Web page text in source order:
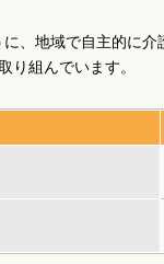
、地域で自主的に
り組んでいます。